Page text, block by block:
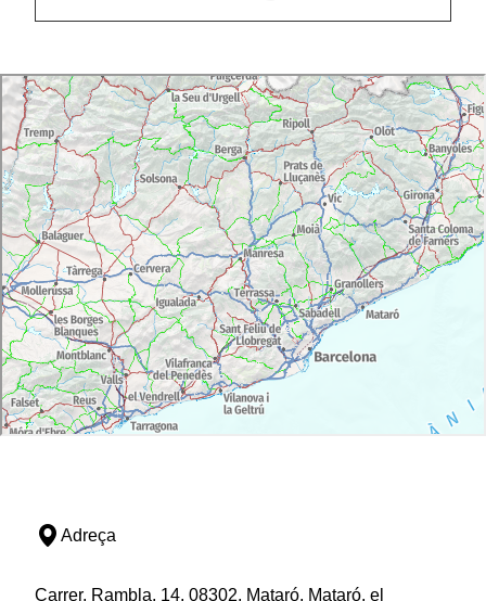
Adreça
Carrer, Rambla, 14, 08302, Mataró, Mataró, el